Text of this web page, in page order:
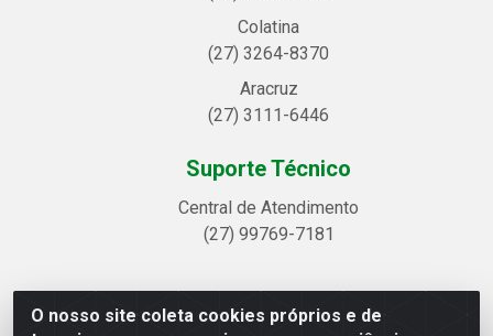
O nosso site coleta cookies próprios e de
Colatina
(27) 3264-8370
Aracruz
(27) 3111-6446
Suporte Técnico
Central de Atendimento
(27) 99769-7181
Linhavix Distribuidora LTDA - Avenida Alegre, 2521 -